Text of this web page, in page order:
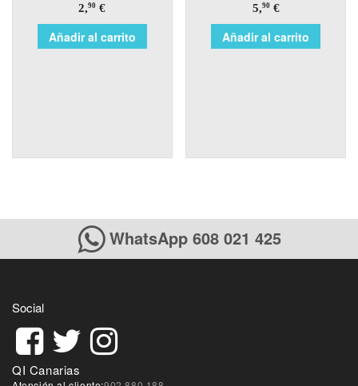
2,90 €
Añadir al carrito
5,90€
Añadir al carrito
WhatsApp 608 021 425
Social
QI Canarias